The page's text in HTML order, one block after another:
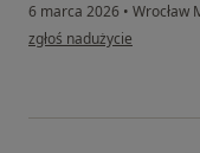
6 marca 2026 • Wrocław
w opinii użytkownika
zgłoś nadużycie